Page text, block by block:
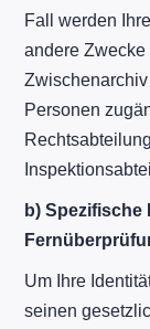
Fall werden
andere
Personen
b)Spezifische
Um Ihre
seinen